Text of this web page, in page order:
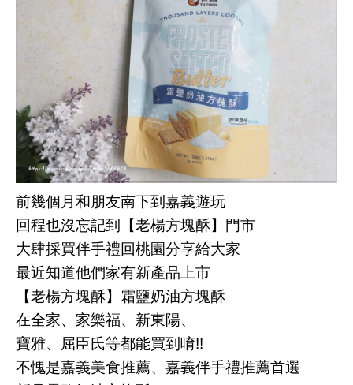
前幾個月和朋友南下到嘉義遊玩
回程也沒忘記到【老楊方塊酥】門市
大肆採買伴手禮回桃園分享給大家
最近知道他們家有新產品上市
【老楊方塊酥】霜鹽奶油方塊酥
在全家、家樂福、新東陽、
寶雅、屈臣氏等都能買到唷!!
不愧是嘉義美食推薦、嘉義伴手禮推薦首選